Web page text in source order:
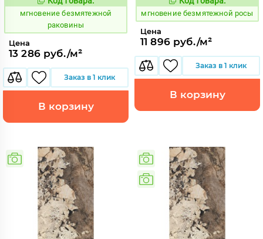
938078
мгновение безмятежной
раковины
Цена
13 286 руб./м²
Заказ в 1 клик
В корзину
938082
мгновение безмятежной росы
Цена
11 896 руб./м²
Заказ в 1 клик
В корзину